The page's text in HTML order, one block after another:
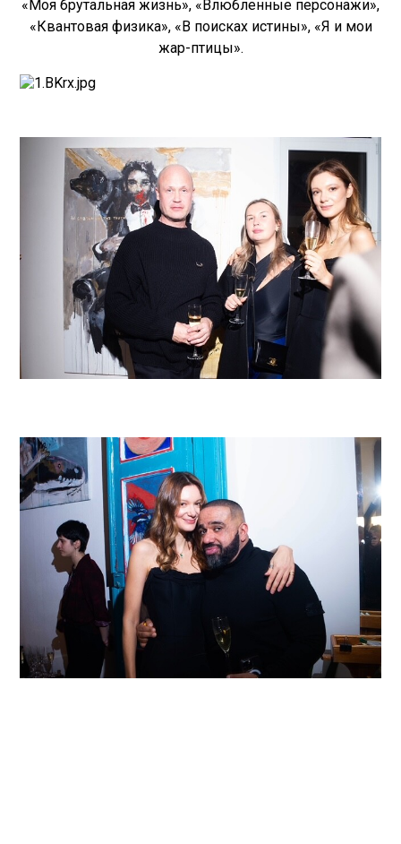
«Моя брутальная жизнь», «Влюбленные персонажи»,
«Квантовая физика», «В поисках истины», «Я и мои
жар-птицы».